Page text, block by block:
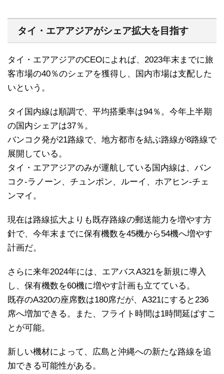
タイ・エアアジアがシェア拡大を目指す
タイ・エアアジアのCEOによれば、2023年末までに旅
客市場の40％のシェアを獲得し、国内市場は支配した
いという。
タイ国内線は順調で、平均搭乗率は94％。今年上半期
の国内シェアは37％。
バンコク発が21路線で、地方都市を結ぶ路線が8路線で
展開している。
タイ・エアアジアのみが運航している国内線は、バン
コク-ラノーン、チュンポン、ルーイ、ホアヒン-チェ
ンマイ。
現在は路線拡大よりも既存路線の郵送能力を増やす方
針で、今年末までに保有機数を45機から54機へ増やす
計画だ。
さらに来年2024年には、エアバスA321を新規に導入
し、保有機数を60機に増やす計画も立てている。
既存のA320の座席数は180席だが、A321にすると236
席へ増加できる。また、フライト時間は1時間延ばすこ
とが可能。
新しい機材によって、広島と沖縄への新たな路線を追
加できる可能性がある。